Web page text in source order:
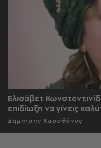
Ελισάβετ
επιδίωξη να γίνεις
Δημήτρης Καραθάνος